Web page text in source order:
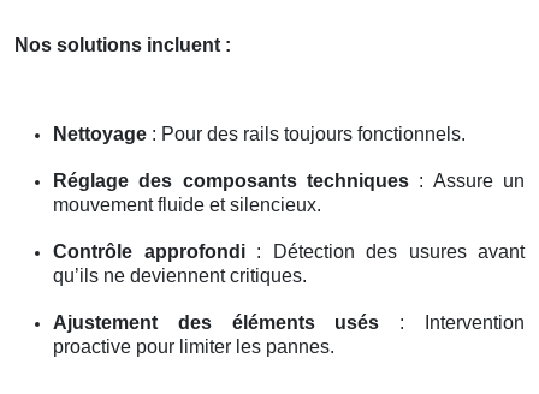
Nos solutions incluent :
Nettoyage : Pour des rails toujours fonctionnels.
Réglage des composants techniques : Assure un
mouvement fluide et silencieux.
Contrôle approfondi: Détection des usures avant
qu’ils ne deviennent critiques.
Ajustement des éléments usés : Intervention
proactive pour limiter les pannes.